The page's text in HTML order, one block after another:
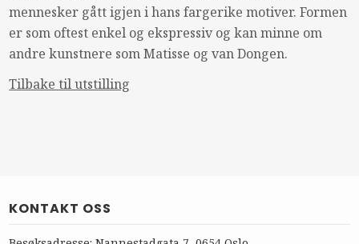
mennesker gått igjen i hans fargerike motiver. Formen
er som oftest enkel og ekspressiv og kan minne om
andre kunstnere som Matisse og van Dongen.
Tilbake til utstilling
KONTAKT OSS